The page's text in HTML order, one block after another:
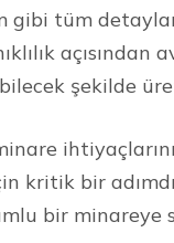
gibi tüm
şekilde
kritik bir
bir minareye